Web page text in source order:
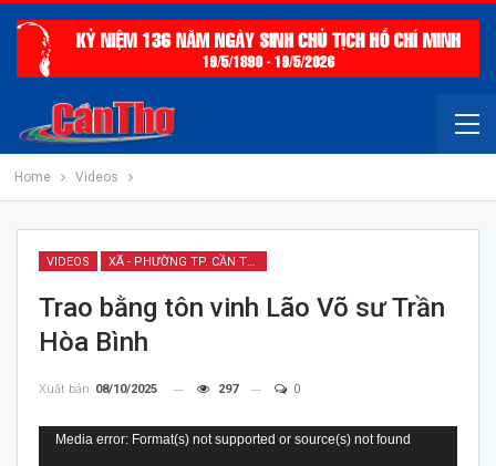
Home Videos
VIDEOS XÃ - PHƯỜNG TP. CẦN THƠ
Trao bằng tôn vinh Lão Võ sư Trần
Hòa Bình
Xuất bản 08/10/2025 297 0
Trình
Media error: Format(s) not supported or source(s) not found